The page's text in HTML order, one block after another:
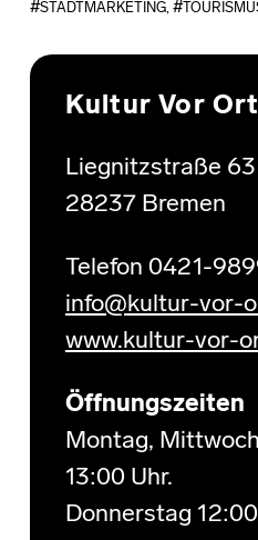
STADTMARKETING,
Skip back to main navigation
Kultur Vor Ort
Liegnitzstraße 63
28237 Bremen
Telefon 0421-
info@kultur-vor-
www.kultur-vor-
Öffnungszeiten
Montag,
13:00 Uhr.
Donnerstag